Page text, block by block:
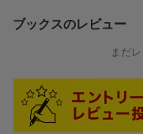
第一部 じじいガイドのず
02．座席争奪戦に負けた
ブックスのレビュー
まだ